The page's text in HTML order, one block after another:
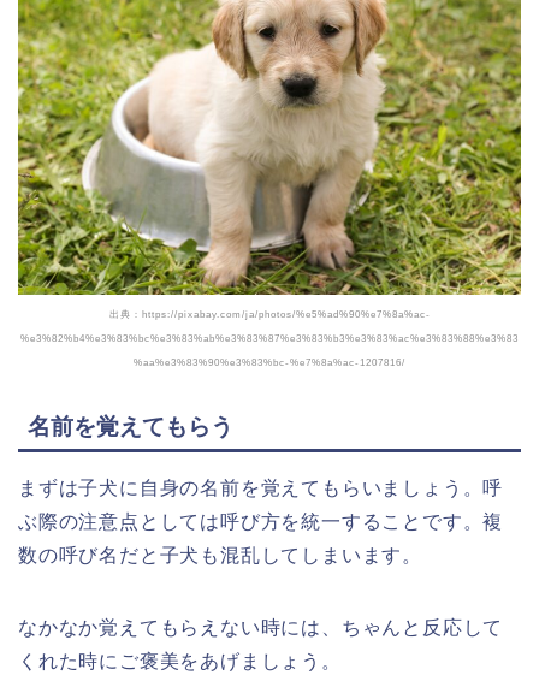
出典：https://pixabay.com/ja/photos/%e5%ad%90%e7%8a%ac-
%e3%82%b4%e3%83%bc%e3%83%ab%e3%83%87%e3%83%b3%e3%83%ac%e3%83%88%e3%83
%aa%e3%83%90%e3%83%bc-%e7%8a%ac-1207816/
名前を覚えてもらう
まずは子犬に自身の名前を覚えてもらいましょう。呼
ぶ際の注意点としては呼び方を統一することです。複
数の呼び名だと子犬も混乱してしまいます。
なかなか覚えてもらえない時には、ちゃんと反応して
くれた時にご褒美をあげましょう。